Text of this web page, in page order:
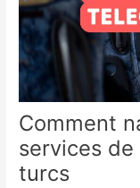
Comment
services
turcs